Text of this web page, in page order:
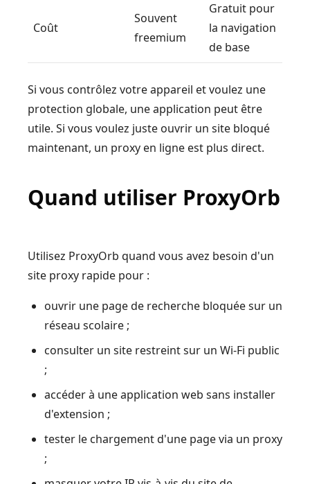
Coût
Souvent
freemium
Gratuit pour
la navigation
de base
Si vous contrôlez votre appareil et voulez une
protection globale, une application peut être
utile. Si vous voulez juste ouvrir un site bloqué
maintenant, un proxy en ligne est plus direct.
Quand utiliser ProxyOrb
Utilisez ProxyOrb quand vous avez besoin d'un
site proxy rapide pour :
ouvrir une page de recherche bloquée sur un
réseau scolaire ;
consulter un site restreint sur un Wi-Fi public
;
accéder à une application web sans installer
d'extension ;
tester le chargement d'une page via un proxy
;